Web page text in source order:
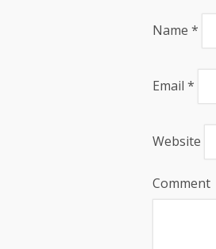
Name *
Email *
Website
Comment